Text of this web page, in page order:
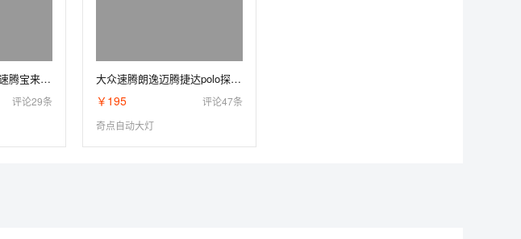
适用于大众朗逸plus速腾宝来凌度捷达桑塔纳polo自动大灯开关改装
评论29条
大众速腾朗逸迈腾捷达polo探岳高尔夫新宝来凌渡自动大灯开关改装
￥195
评论47条
奇点自动大灯